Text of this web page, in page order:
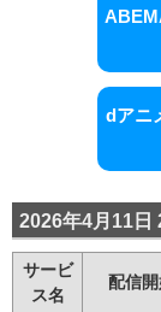
dアニ
2026年4月11日
サービ
ス名
配信